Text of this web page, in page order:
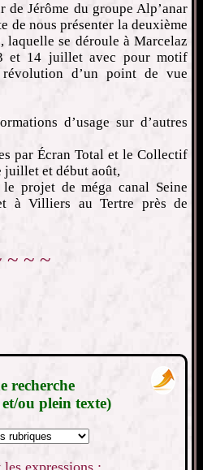
de Jérôme du groupe Alp’anar
de nous présenter la deuxième
se déroule à Marcelaz
et 14 juillet avec pour motif
d’un point de vue
d’usage sur d’autres
par Écran Total et le Collectif
juillet et début août,
projet de méga canal Seine
à Villiers au Tertre près de
~ ~ ~
recherche
ou plein texte)
les expressions :